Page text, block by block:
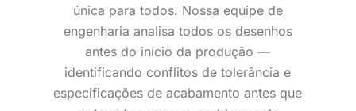
única para todos. Nossa equipe de
engenharia analisa todos os desenhos
antes do início da produção —
identificando conflitos de tolerância e
especificações de acabamento antes que